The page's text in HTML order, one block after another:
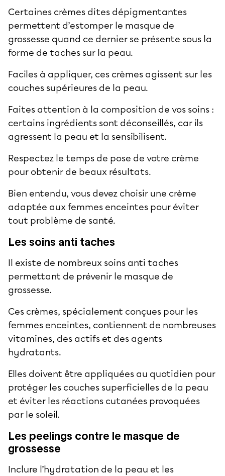
Certaines crèmes dites dépigmentantes
permettent d’estomper le masque de
grossesse quand ce dernier se présente sous la
forme de taches sur la peau.
Faciles à appliquer, ces crèmes agissent sur les
couches supérieures de la peau.
Faites attention à la composition de vos soins :
certains ingrédients sont déconseillés, car ils
agressent la peau et la sensibilisent.
Respectez le temps de pose de votre crème
pour obtenir de beaux résultats.
Bien entendu, vous devez choisir une crème
adaptée aux femmes enceintes pour éviter
tout problème de santé.
Les soins anti taches
Il existe de nombreux soins anti taches
permettant de prévenir le masque de
grossesse.
Ces crèmes, spécialement conçues pour les
femmes enceintes, contiennent de nombreuses
vitamines, des actifs et des agents
hydratants.
Elles doivent être appliquées au quotidien pour
protéger les couches superficielles de la peau
et éviter les réactions cutanées provoquées
par le soleil.
Les peelings contre le masque de
grossesse
Inclure l’hydratation de la peau et les